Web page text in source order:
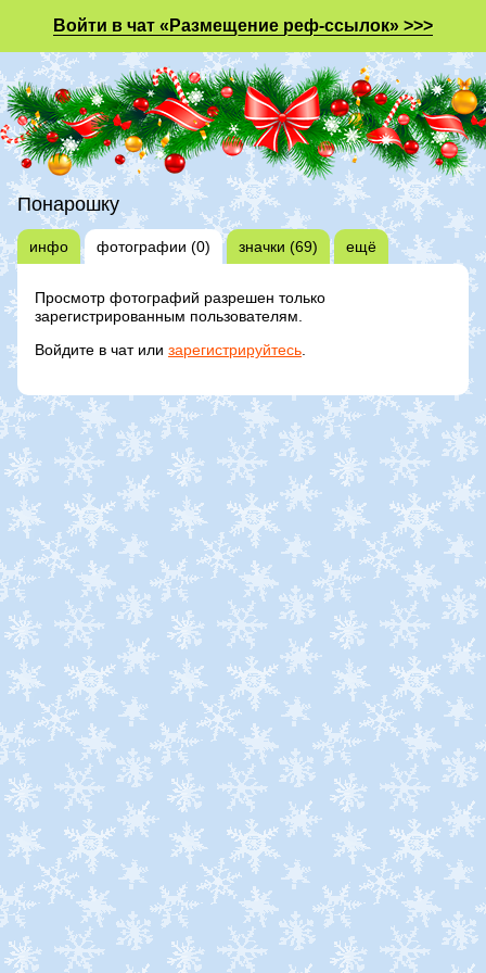
Войти в чат «Размещение реф-ссылок» >>>
Понарошку
инфо фотографии (0) значки (69) ещё
Просмотр фотографий разрешен только
зарегистрированным пользователям.
Войдите в чат или зарегистрируйтесь